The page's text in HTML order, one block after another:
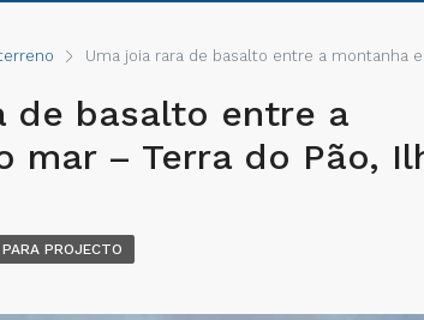
Uma joia rara de basalto entre a montanha
de basalto entre a
mar – Terra do Pão,
PROJECTO